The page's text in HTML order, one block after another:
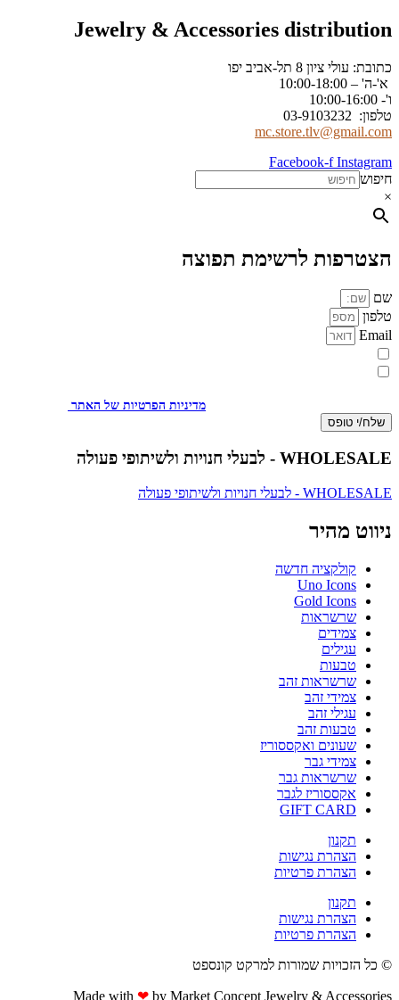
Jewelry & Accessories distribution
כתובת: עולי ציון 8 תל-אביב יפו
א'-ה' – 10:00-18:00
ו'- 10:00-16:00
טלפון: 03-9103232
mc.store.tlv@gmail.com
Facebook-f Instagram
חיפוש
×
הצטרפות לרשימת תפוצה
שם
טלפון
Email
מדיניות הפרטיות של האתר
שלח/י טופס
WHOLESALE - לבעלי חנויות ולשיתופי פעולה
WHOLESALE - לבעלי חנויות ולשיתופי פעולה
ניווט מהיר
קולקציה חדשה
Uno Icons
Gold Icons
שרשראות
צמידים
עגילים
טבעות
שרשראות זהב
צמידי זהב
עגילי זהב
טבעות זהב
שעונים ואקססוריז
צמידי גבר
שרשראות גבר
אקססוריז לגבר
GIFT CARD
תקנון
הצהרת נגישות
הצהרת פרטיות
תקנון
הצהרת נגישות
הצהרת פרטיות
© כל הזכויות שמורות למרקט קונספט
Made with ❤ by Market Concept Jewelry & Accessories